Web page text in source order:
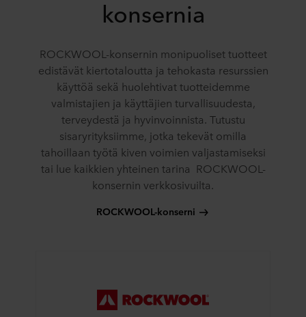
konsernia
ROCKWOOL-konsernin monipuoliset tuotteet
edistävät kiertotaloutta ja tehokasta resurssien
käyttöä sekä huolehtivat tuotteidemme
valmistajien ja käyttäjien turvallisuudesta,
terveydestä ja hyvinvoinnista. Tutustu
sisaryrityksiimme, jotka tekevät omilla
tahoillaan työtä kiven voimien valjastamiseksi
tai lue kaikkien yhteinen tarina ROCKWOOL-
konsernin verkkosivuilta.
ROCKWOOL-konserni